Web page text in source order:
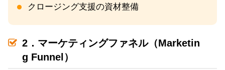
クロージング支援の資材整備
2．マーケティングファネル（Marketin
g Funnel）